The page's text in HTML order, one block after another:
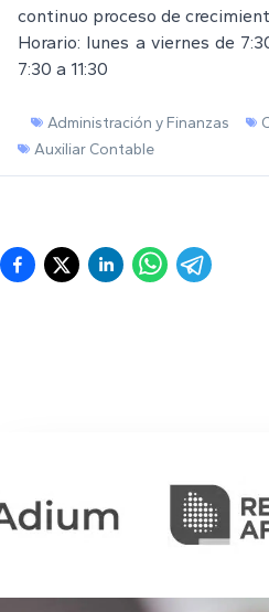
continuo proceso de
Horario: lunes a viernes de
7:30 a 11:30
Administración y Finanzas
Auxiliar Contable